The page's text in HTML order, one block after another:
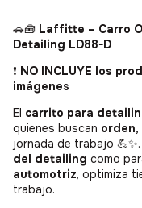
🚗🧰 Laffitte – Carro
Detailing LD88-D
❗ NO INCLUYE los
imágenes
El carrito para
quienes buscan
jornada de trabajo
del detailing como
automotriz, optimiza
trabajo.